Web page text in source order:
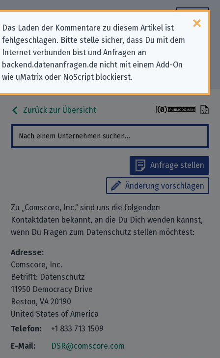
Das Laden der Kommentare zu diesem Artikel ist
fehlgeschlagen. Bitte stelle sicher, dass Du mit dem
Internet verbunden bist und Anfragen an
backend.datenanfragen.de nicht mit einem Add-On
wie uMatrix oder NoScript blockierst.
Datenschutz-Kontaktdaten für
„Comscore, Inc.“
Zurück zur Übersicht
Anfrage stellen
Änderung vorschlagen
Zu „Comscore, Inc.“ sind uns die folgenden
Kontaktdaten bekannt, an die Du Dich wenden kannst,
wenn Du Fragen zum Datenschutz stellen möchtest:
Adresse:
Comscore, Inc.
Betrifft: Datenschutz
11950 Democracy Drive
Reston, VA 20190
United States of America
Telefon:
+1 833 713 1509
E-Mail:
DSR@comscore.com